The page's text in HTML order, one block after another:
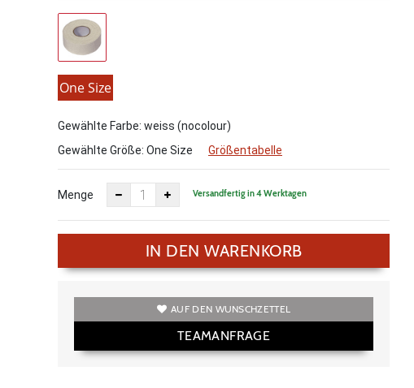
One Size
Gewählte Farbe: weiss (nocolour)
Gewählte Größe: One Size Größentabelle
Menge Versandfertig in 4 Werktagen
IN DEN WARENKORB
AUF DEN WUNSCHZETTEL
TEAMANFRAGE